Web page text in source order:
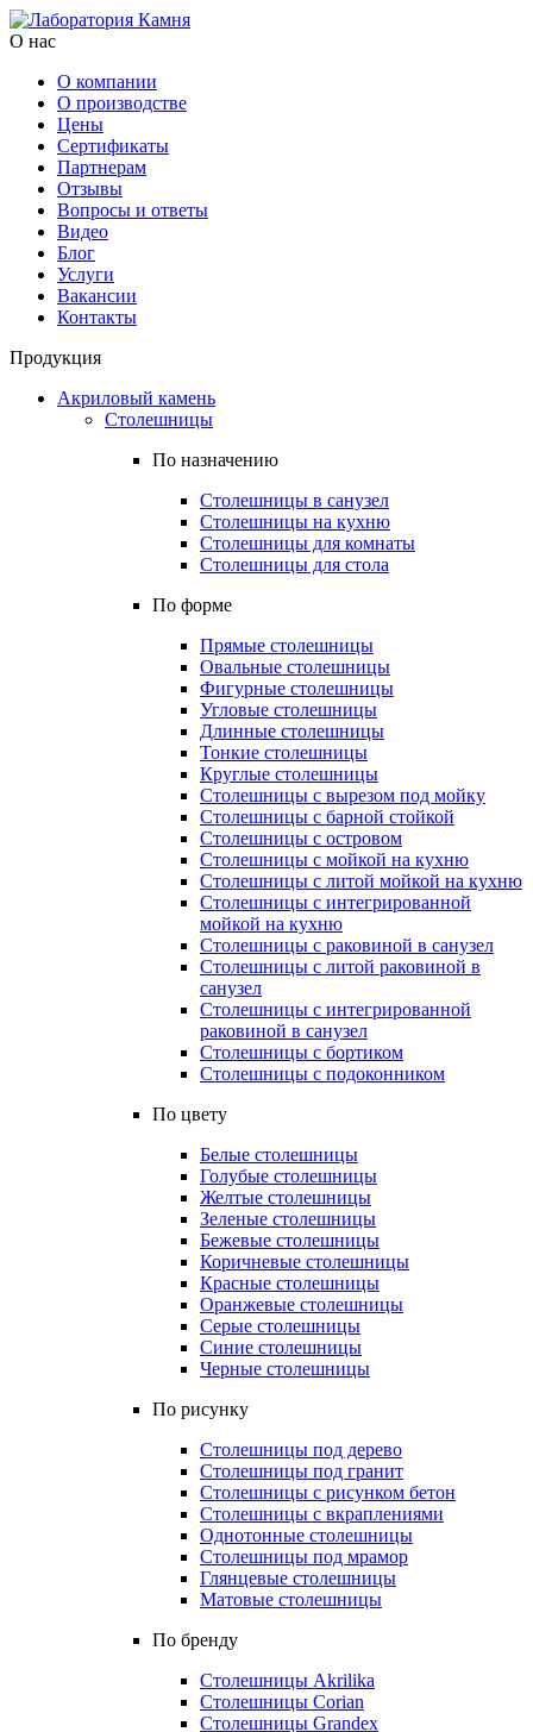
О нас
О компании
О производстве
Цены
Cертификаты
Партнерам
Отзывы
Вопросы и ответы
Видео
Блог
Услуги
Вакансии
Контакты
Продукция
Акриловый камень
Столешницы
По назначению
Столешницы в санузел
Столешницы на кухню
Столешницы для комнаты
Столешницы для стола
По форме
Прямые столешницы
Овальные столешницы
Фигурные столешницы
Угловые столешницы
Длинные столешницы
Тонкие столешницы
Круглые столешницы
Столешницы с вырезом под мойку
Столешницы с барной стойкой
Столешницы с островом
Столешницы с мойкой на кухню
Столешницы с литой мойкой на кухню
Столешницы с интегрированной
мойкой на кухню
Столешницы с раковиной в санузел
Столешницы с литой раковиной в
санузел
Столешницы с интегрированной
раковиной в санузел
Столешницы с бортиком
Столешницы с подоконником
По цвету
Белые столешницы
Голубые столешницы
Желтые столешницы
Зеленые столешницы
Бежевые столешницы
Коричневые столешницы
Красные столешницы
Оранжевые столешницы
Серые столешницы
Синие столешницы
Черные столешницы
По рисунку
Столешницы под дерево
Столешницы под гранит
Столешницы с рисунком бетон
Столешницы с вкраплениями
Однотонные столешницы
Столешницы под мрамор
Глянцевые столешницы
Матовые столешницы
По бренду
Столешницы Akrilika
Столешницы Corian
Столешницы Grandex